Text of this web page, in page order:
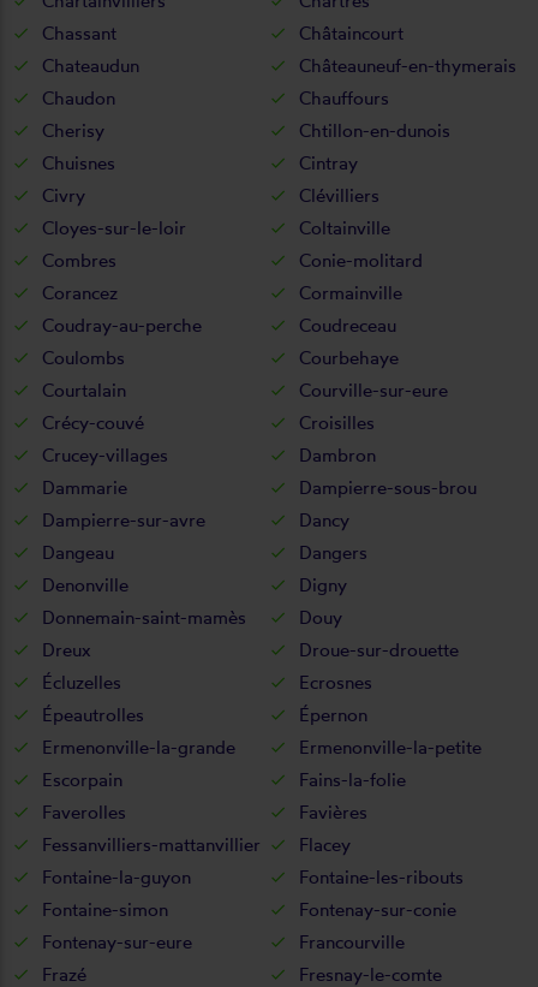
Chassant
Châtaincourt
Chateaudun
Châteauneuf-en-thymerais
Chaudon
Chauffours
Cherisy
Chtillon-en-dunois
Chuisnes
Cintray
Civry
Clévilliers
Cloyes-sur-le-loir
Coltainville
Combres
Conie-molitard
Corancez
Cormainville
Coudray-au-perche
Coudreceau
Coulombs
Courbehaye
Courtalain
Courville-sur-eure
Crécy-couvé
Croisilles
Crucey-villages
Dambron
Dammarie
Dampierre-sous-brou
Dampierre-sur-avre
Dancy
Dangeau
Dangers
Denonville
Digny
Donnemain-saint-mamès
Douy
Dreux
Droue-sur-drouette
Écluzelles
Ecrosnes
Épeautrolles
Épernon
Ermenonville-la-grande
Ermenonville-la-petite
Escorpain
Fains-la-folie
Faverolles
Favières
Fessanvilliers-mattanvillier
Flacey
Fontaine-la-guyon
Fontaine-les-ribouts
Fontaine-simon
Fontenay-sur-conie
Fontenay-sur-eure
Francourville
Frazé
Fresnay-le-comte